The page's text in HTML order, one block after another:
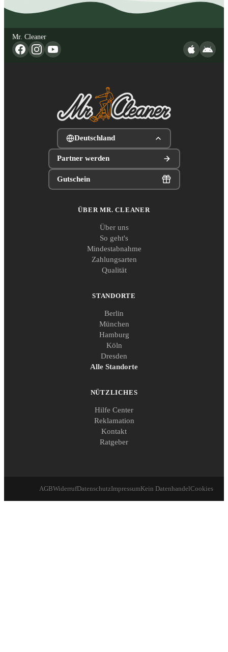
Mr. Cleaner
Deutschland
Partner werden
Gutschein
ÜBER MR. CLEANER
Über uns
So geht's
Mindestabnahme
Zahlungsarten
Qualität
STANDORTE
Berlin
München
Hamburg
Köln
Dresden
Alle Standorte
NÜTZLICHES
Hilfe Center
Reklamation
Kontakt
Ratgeber
AGBWiderrufDatenschutzImpressumKein DatenhandelCookies